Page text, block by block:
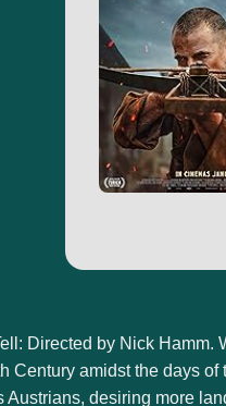
Directed by Nick Hamm.
Century amidst the days
Austrians, desiring more